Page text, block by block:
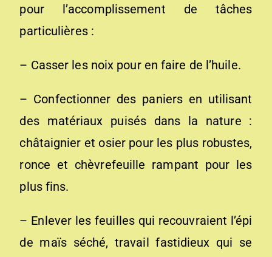
pour l’accomplissement de tâches
particulières :
– Casser les noix pour en faire de l’huile.
– Confectionner des paniers en utilisant
des matériaux puisés dans la nature :
châtaignier et osier pour les plus robustes,
ronce et chèvrefeuille rampant pour les
plus fins.
– Enlever les feuilles qui recouvraient l’épi
de maïs séché, travail fastidieux qui se